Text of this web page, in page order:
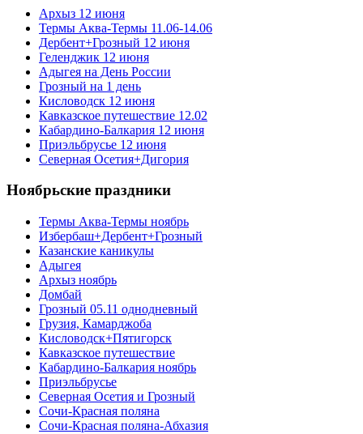
Архыз 12 июня
Термы Аква-Термы 11.06-14.06
Дербент+Грозный 12 июня
Геленджик 12 июня
Адыгея на День России
Грозный на 1 день
Кисловодск 12 июня
Кавказское путешествие 12.02
Кабардино-Балкария 12 июня
Приэльбрусье 12 июня
Северная Осетия+Дигория
Ноябрьские праздники
Термы Аква-Термы ноябрь
Избербаш+Дербент+Грозный
Казанские каникулы
Адыгея
Архыз ноябрь
Домбай
Грозный 05.11 однодневный
Грузия, Камарджоба
Кисловодск+Пятигорск
Кавказское путешествие
Кабардино-Балкария ноябрь
Приэльбрусье
Северная Осетия и Грозный
Сочи-Красная поляна
Сочи-Красная поляна-Абхазия